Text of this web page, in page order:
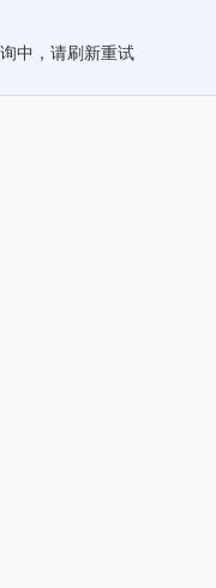
中，请刷新重试